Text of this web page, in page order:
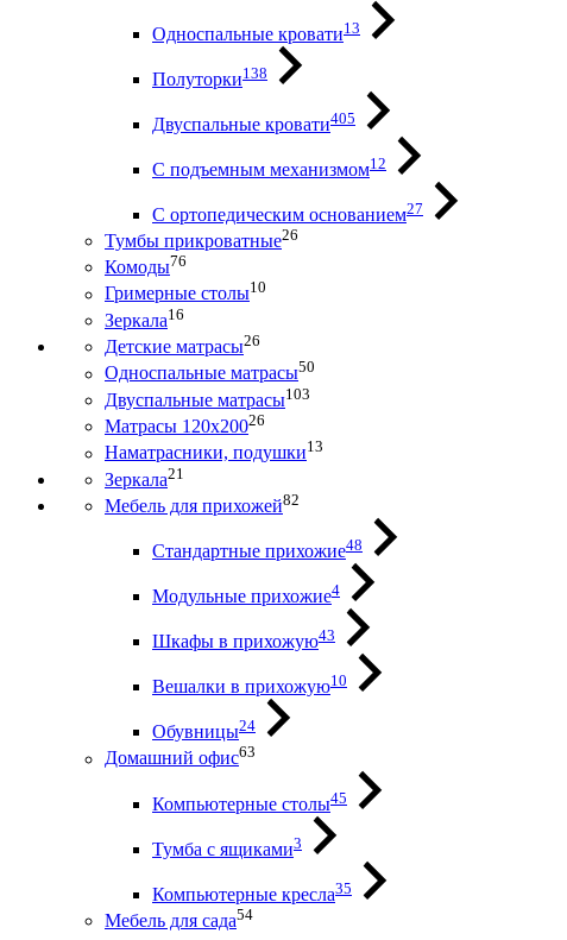
Односпальные кровати13
Полуторки138
Двуспальные кровати405
С подъемным механизмом12
С ортопедическим основанием27
Тумбы прикроватные26
Комоды76
Гримерные столы10
Зеркала16
Детские матрасы26
Односпальные матрасы50
Двуспальные матрасы103
Матрасы 120х20026
Наматрасники, подушки13
Зеркала21
Мебель для прихожей82
Стандартные прихожие48
Модульные прихожие4
Шкафы в прихожую43
Вешалки в прихожую10
Обувницы24
Домашний офис63
Компьютерные столы45
Тумба с ящиками3
Компьютерные кресла35
Мебель для сада54